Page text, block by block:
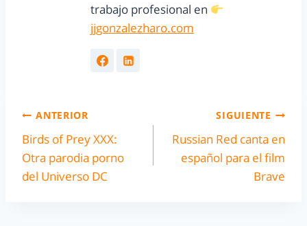
trabajo profesional en
jjgonzalezharo.com
ANTERIOR
Birds of Prey XXX:
Otra parodia porno
del Universo DC
SIGUIENTE
Russian Red canta en
español para el film
Brave